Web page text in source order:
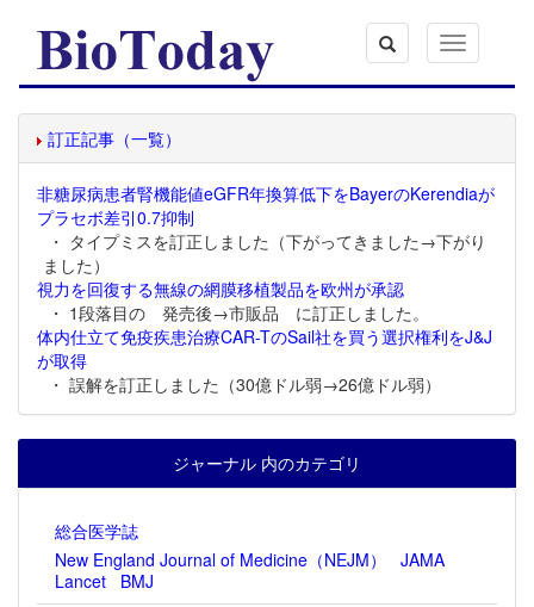
Toggle
navigation
訂正記事（一覧）
非糖尿病患者腎機能値eGFR年換算低下をBayerのKerendiaが
プラセボ差引0.7抑制
・ タイプミスを訂正しました（下がってきました→下がり
ました）
視力を回復する無線の網膜移植製品を欧州が承認
・ 1段落目の 発売後→市販品 に訂正しました。
体内仕立て免疫疾患治療CAR-TのSail社を買う選択権利をJ&J
が取得
・ 誤解を訂正しました（30億ドル弱→26億ドル弱）
ジャーナル 内のカテゴリ
総合医学誌
New England Journal of Medicine（NEJM）
JAMA
Lancet
BMJ